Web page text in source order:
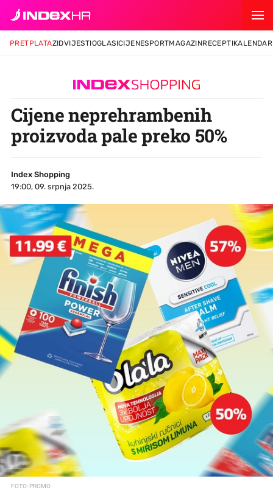
PRETPLATAZIDVIJESTIOGLASICIJENESPORTMAGAZINRECEPTIKALENDAR
Cijene neprehrambenih
proizvoda pale preko 50%
Index Shopping
19:00, 09. srpnja 2025.
FOTO: PROMO